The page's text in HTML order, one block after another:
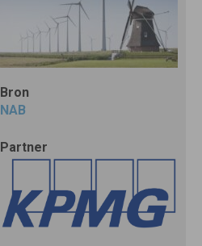
Bron
NAB
Partner